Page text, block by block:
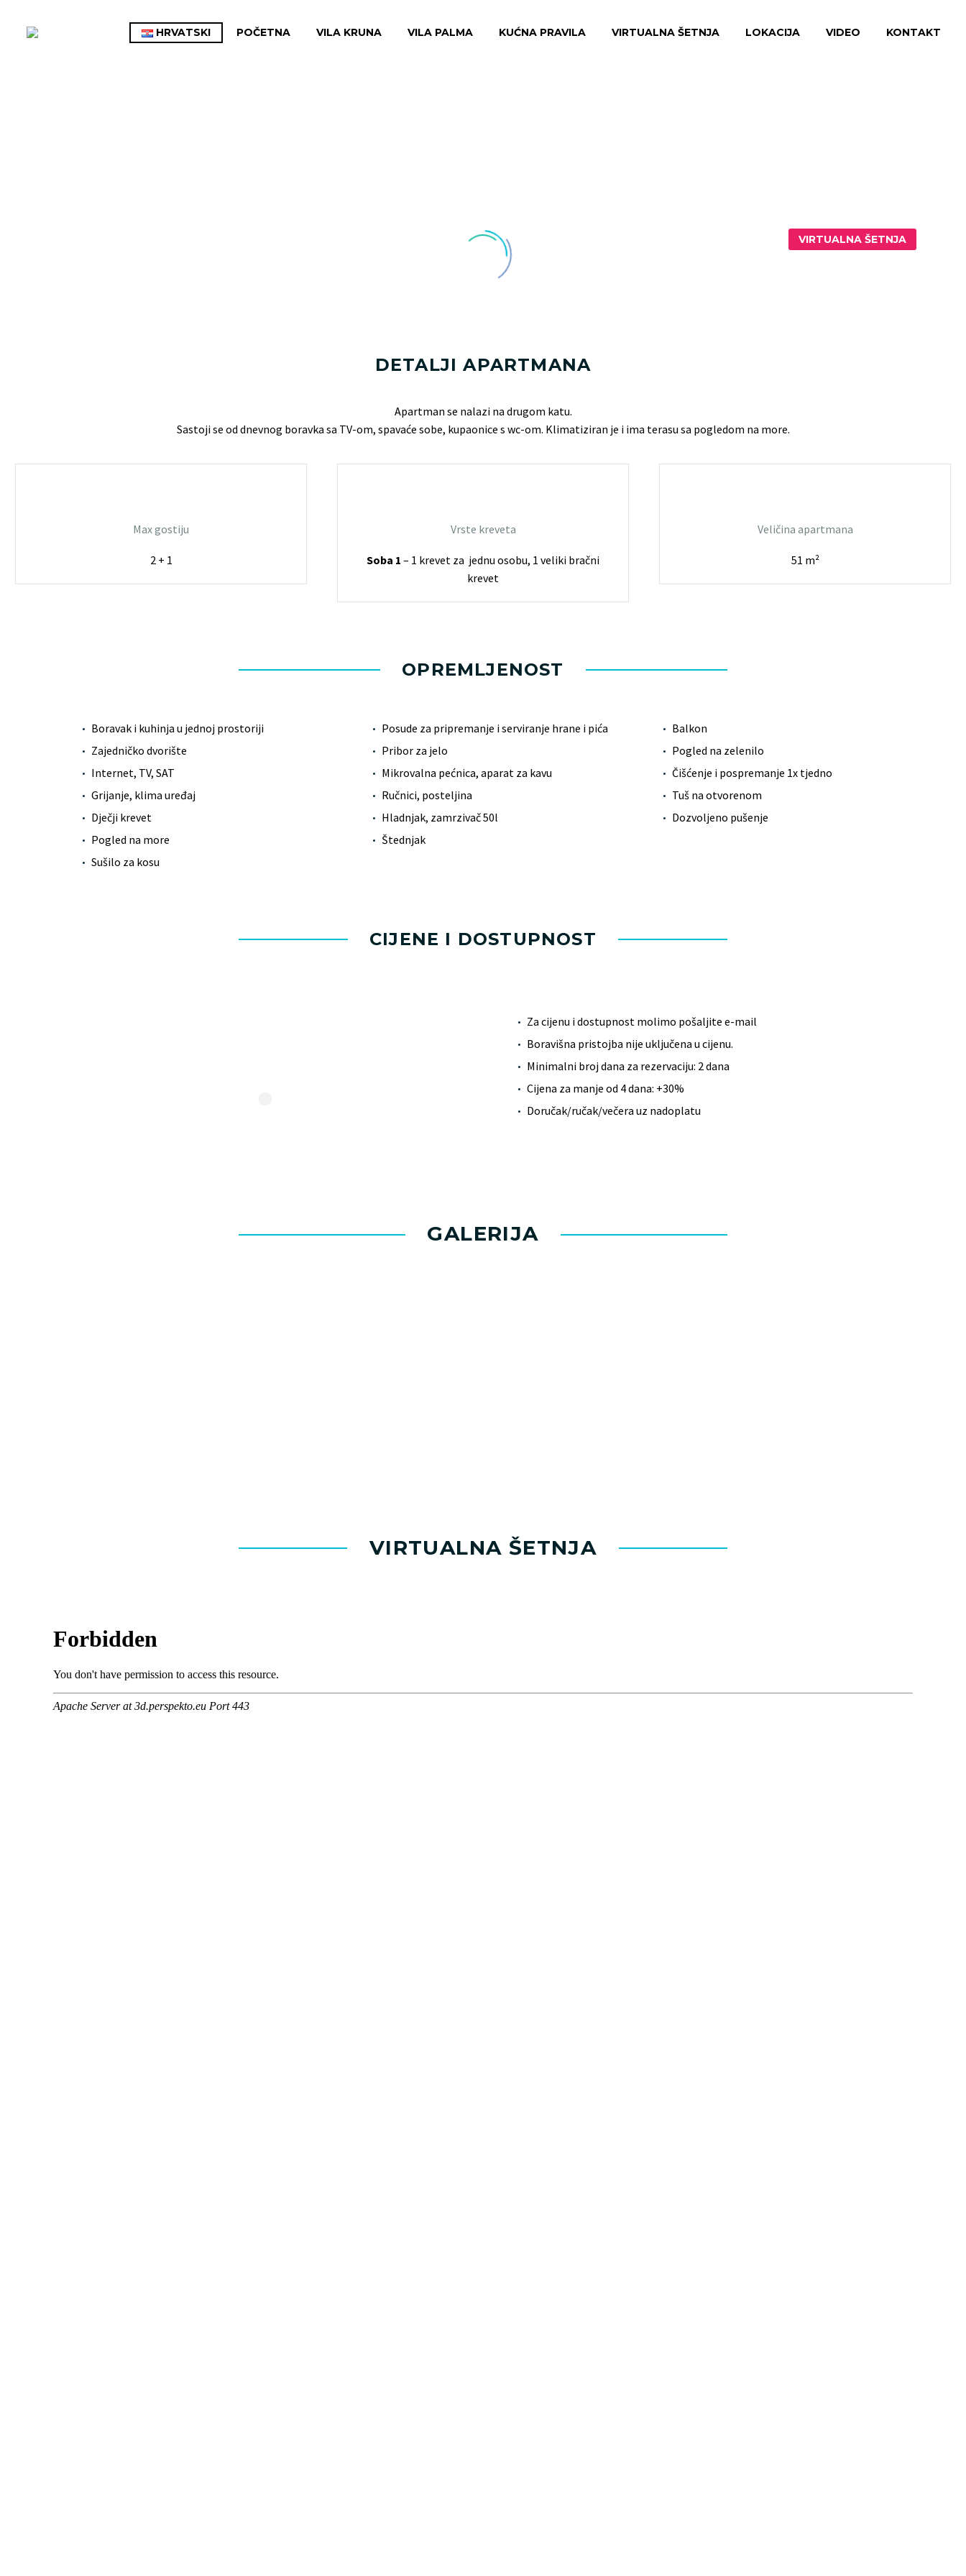
HRVATSKI POČETNA VILA KRUNA VILA PALMA KUĆNA PRAVILA VIRTUALNA ŠETNJA LOKACIJA VIDEO KONTAKT
VIRTUALNA ŠETNJA
DETALJI APARTMANA
Apartman se nalazi na drugom katu.
Sastoji se od dnevnog boravka sa TV-om, spavaće sobe, kupaonice s wc-om. Klimatiziran je i ima terasu sa pogledom na more.
Max gostiju
2 + 1
Vrste kreveta
Soba 1 – 1 krevet za jednu osobu, 1 veliki bračni
krevet
Veličina apartmana
51 m²
OPREMLJENOST
Boravak i kuhinja u jednoj prostoriji
Zajedničko dvorište
Internet, TV, SAT
Grijanje, klima uređaj
Dječji krevet
Pogled na more
Sušilo za kosu
Posude za pripremanje i serviranje hrane i pića
Pribor za jelo
Mikrovalna pećnica, aparat za kavu
Ručnici, posteljina
Hladnjak, zamrzivač 50l
Štednjak
Balkon
Pogled na zelenilo
Čišćenje i pospremanje 1x tjedno
Tuš na otvorenom
Dozvoljeno pušenje
CIJENE I DOSTUPNOST
Za cijenu i dostupnost molimo pošaljite e-mail
Boravišna pristojba nije uključena u cijenu.
Minimalni broj dana za rezervaciju: 2 dana
Cijena za manje od 4 dana: +30%
Doručak/ručak/večera uz nadoplatu
GALERIJA
VIRTUALNA ŠETNJA